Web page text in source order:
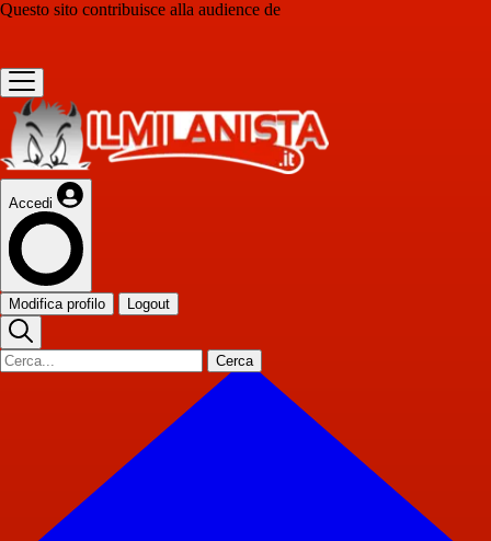
Questo sito contribuisce alla audience de
Accedi
Modifica profilo Logout
Cerca